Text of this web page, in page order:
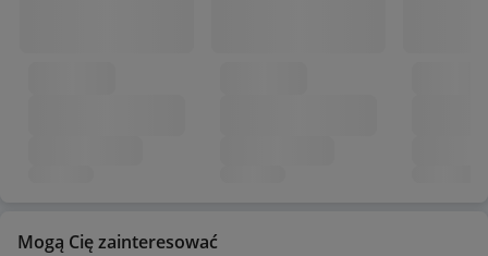
Mogą Cię zainteresować